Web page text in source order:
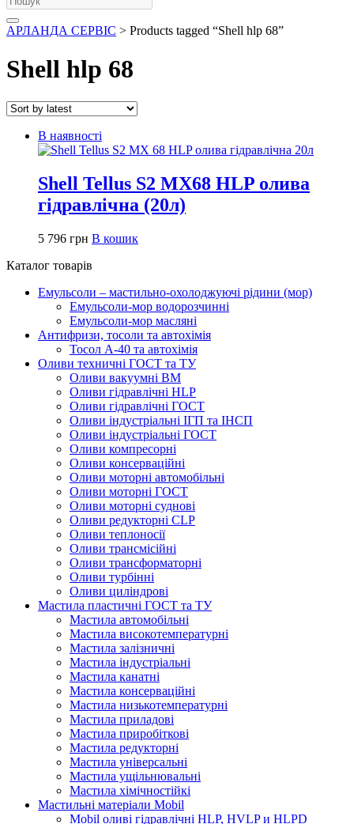
АРЛАНДА СЕРВІС > Products tagged “Shell hlp 68”
Shell hlp 68
В наявності
Shell Tellus S2 MX68 HLP олива
гідравлічна (20л)
5 796 грн В кошик
Каталог товарів
Емульсоли – мастильно-охолоджуючі рідини (мор)
Емульсоли-мор водорозчинні
Емульсоли-мор масляні
Антифризи, тосоли та автохімія
Тосол А-40 та автохімія
Оливи техничні ГОСТ та ТУ
Оливи вакуумні ВМ
Оливи гідравлічні HLP
Оливи гідравлічні ГОСТ
Оливи індустріальні ІГП та ІНСП
Оливи індустріальні ГОСТ
Оливи компресорні
Оливи консерваційні
Оливи моторні автомобільні
Оливи моторні ГОСТ
Оливи моторні суднові
Оливи редукторні CLP
Оливи теплоносії
Оливи трансмісійні
Оливи трансформаторні
Оливи турбінні
Оливи циліндрові
Мастила пластичні ГОСТ та ТУ
Мастила автомобільні
Мастила високотемпературні
Мастила залізничні
Мастила індустріальні
Мастила канатні
Мастила консерваційні
Мастила низькотемпературні
Мастила приладові
Мастила приробіткові
Мастила редукторні
Мастила універсальні
Мастила ущільнювальні
Мастила хімічностійкі
Мастильні матеріали Mobil
Mobil оливі гідравлічні HLP, HVLP и HLPD